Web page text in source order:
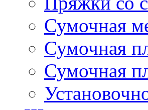
Сумочная
Сумочная
Сумочная